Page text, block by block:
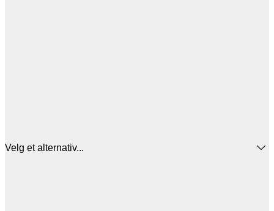
Velg et alternativ...